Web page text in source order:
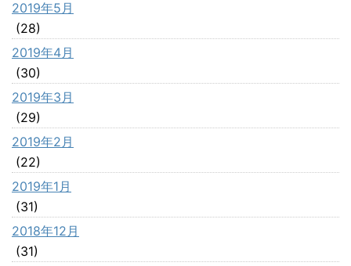
2019年5月
(28)
2019年4月
(30)
2019年3月
(29)
2019年2月
(22)
2019年1月
(31)
2018年12月
(31)